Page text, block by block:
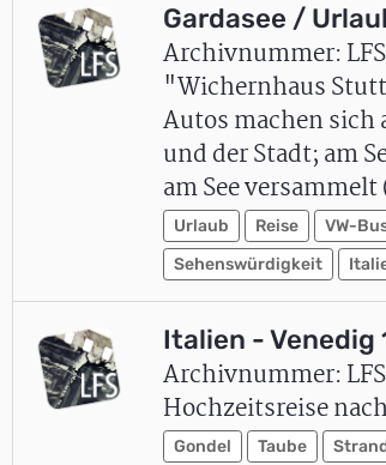
Gardasee /
Archivnummer:
"Wichernhaus
Autos machen sich
und der Stadt; am
am See
Urlaub Reise VW-
Sehenswürdigkeit
Italien - Venedig
Archivnummer:
Hochzeitsreise
Gondel Taube